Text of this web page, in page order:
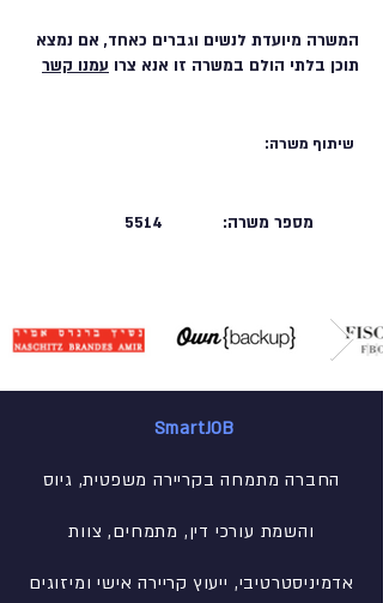
המשרה מיועדת לנשים וגברים כאחד, אם נמצא
תוכן בלתי הולם במשרה זו אנא צרו עמנו קשר
שיתוף משרה:
5514 מספר משרה:
SmartJOB
החברה מתמחה בקריירה משפטית, גיוס
והשמת עורכי דין, מתמחים, צוות
אדמיניסטרטיבי, ייעוץ קריירה אישי ומיזוגים